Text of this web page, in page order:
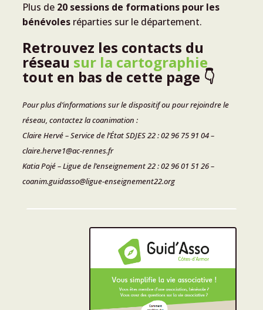
Plus de 20 sessions de formations pour les
bénévoles réparties sur le département.
Retrouvez les contacts du
réseau sur la cartographie
tout en bas de cette page 👇️
Pour plus d’informations sur le dispositif ou pour rejoindre le
réseau, contactez la coanimation :
Claire Hervé – Service de l’État SDJES 22 : 02 96 75 91 04 –
claire.herve1@ac-rennes.fr
Katia Pojé – Ligue de l’enseignement 22 : 02 96 01 51 26 –
coanim.guidasso@ligue-enseignement22.org